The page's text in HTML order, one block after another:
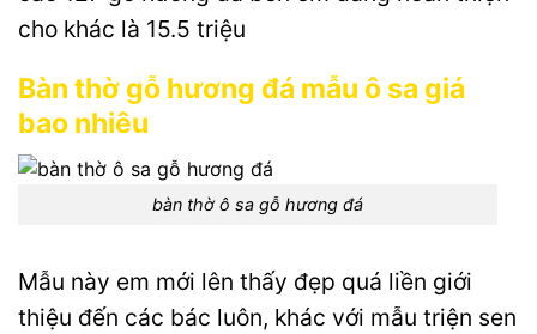
cho khác là 15.5 triệu
Bàn thờ gỗ hương đá mẫu ô sa giá
bao nhiêu
bàn thờ ô sa gỗ hương đá
Mẫu này em mới lên thấy đẹp quá liền giới
thiệu đến các bác luôn, khác với mẫu triện sen